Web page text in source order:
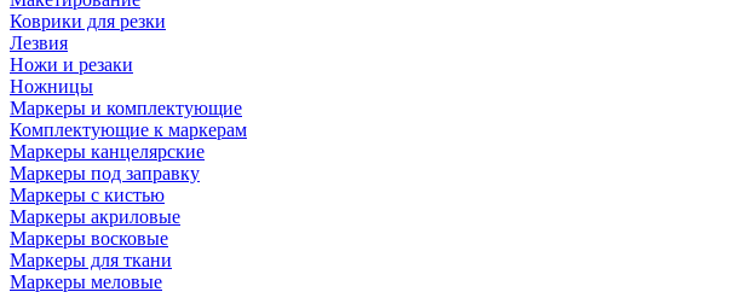
Коврики для резки
Лезвия
Ножи и резаки
Ножницы
Маркеры и комплектующие
Комплектующие к маркерам
Маркеры канцелярские
Маркеры под заправку
Маркеры с кистью
Маркеры акриловые
Маркеры восковые
Маркеры для ткани
Маркеры меловые